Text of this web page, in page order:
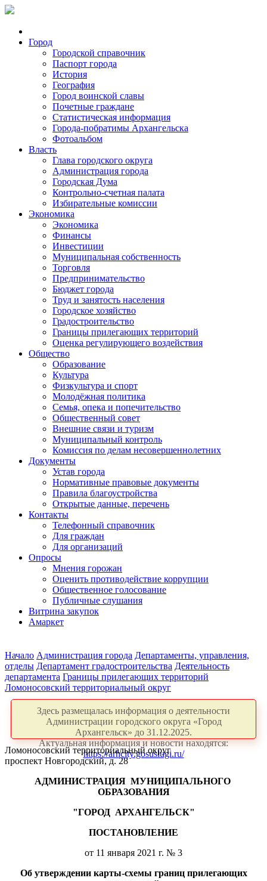
Город
Городской справочник
Паспорт города
История
География
Город воинской славы
Почетные граждане
Статистическая информация
Города-побратимы Архангельска
Фотоальбом
Власть
Глава городского округа
Администрация города
Городская Дума
Контрольно-счетная палата
Избирательные комиссии
Экономика
Экономика
Финансы
Инвестиции
Муниципальная собственность
Торговля
Предпринимательство
Бюджет города
Труд и занятость населения
Городское хозяйство
Градостроительство
Границы прилегающих территорий
Оценка регулирующего воздействия
Общество
Образование
Культура
Физкультура и спорт
Молодёжная политика
Семья, опека и попечительство
Общественный совет
Внешние связи и туризм
Муниципальный контроль
Комиссия по делам несовершеннолетних
Документы
Устав города
Нормативные правовые документы
Правила благоустройства
Открытые данные, перечень
Контакты
Телефонный справочник
Для граждан
Для организаций
Опросы
Мнения горожан
Оценить противодействие коррупции
Общественное голосование
Публичные слушания
Витрина закупок
Амаркет
Начало Администрация города Департаменты, управления,
отделы Департамент градостроительства Деятельность
департамента Границы прилегающих территорий
Ломоносовский территориальный округ
Здесь размещалась информация о деятельности
Администрации городского округа «Город
Архангельск» до 31.12.2025.
Актуальная информация и новости находятся:
https://arhcity.gosuslugi.ru/
Ломоносовский территориальный округ
проспект Новгородский, д. 28
АДМИНИСТРАЦИЯ МУНИЦИПАЛЬНОГО
ОБРАЗОВАНИЯ
"ГОРОД АРХАНГЕЛЬСК"
ПОСТАНОВЛЕНИЕ
от 11 января 2021 г. № 3
Об утверждении карты-схемы границ прилегающих